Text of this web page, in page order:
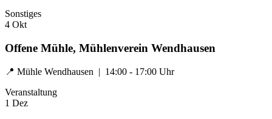
Sonstiges
4 Okt
Offene Mühle, Mühlenverein Wendhausen
📍 Mühle Wendhausen | 14:00 - 17:00 Uhr
Veranstaltung
1 Dez